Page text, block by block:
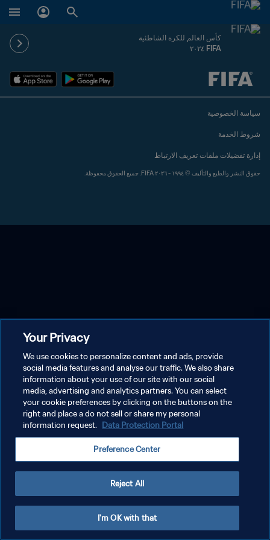
كأس العالم للكرة الشاطئية
FIFA ٢٠٢٤
يُحدَّد لاحقاً ضد يُحدَّد لاحقاً
سياسة الخصوصية
شروط الخدمة
إدارة تفضيلات ملفات تعريف الارتباط
حقوق النشر والطبع والتأليف © ١٩٩٤ - ٢٠٢٦ FIFA. جميع الحقوق محفوظة.
Your Privacy
We use cookies to personalize content and ads, provide
social media features and analyse our traffic. We also share
information about your use of our site with our social
media, advertising and analytics partners. You can select
your cookie preferences by clicking on the buttons on the
right and place a do not sell or share my personal
information request. Data Protection Portal
Preference Center
Reject All
I'm OK with that